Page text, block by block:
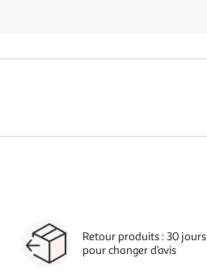
Retour produits : 30 jours
pour changer d’avis